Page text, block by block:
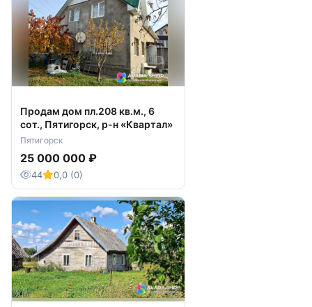
Продам дом пл.208 кв.м., 6
сот., Пятигорск, р-н «Квартал»
Пятигорск
25 000 000 ₽
44 0,0 (0)